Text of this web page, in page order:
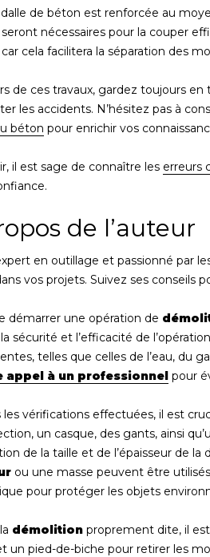
de béton est renforcée au
nécessaires pour la couper
cela facilitera la séparation des
de ces travaux, gardez toujours
les accidents. N’hésitez pas à
béton pour enrichir vos
il est sage de connaître les erreurs
de l’auteur
en outillage et passionné par
vos projets. Suivez ses conseils
démarrer une opération de
sécurité et l’efficacité de
telles que celles de l’eau, du
appel à un professionnel pour
les vérifications effectuées, il est
un casque, des gants, ainsi
de la taille et de l’épaisseur de
ou une masse peuvent être
pour protéger les objets
démolition proprement dite, il
un pied-de-biche pour retirer les